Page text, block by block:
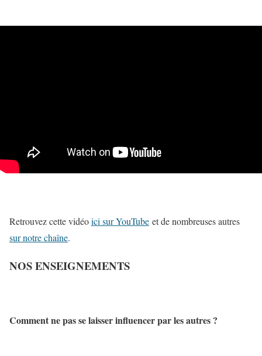
Retrouvez cette vidéoici sur YouTube et de nombreuses autres
sur notre chaîne.
NOS ENSEIGNEMENTS
Comment ne pas se laisser influencer par les autres ?